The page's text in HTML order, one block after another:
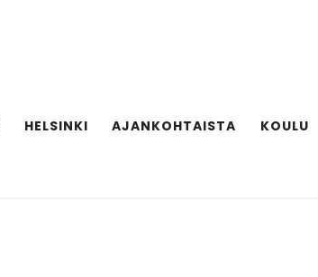
HELSINKI AJANKOHTAISTA KOULU